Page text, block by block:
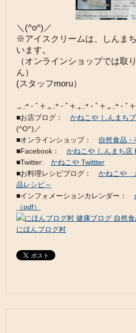
＼(^o^)／
※アイスクリームは、しんま
います。
（オンラインショップでは取
ん）
(スタッフmoru）
.｡.:*・ﾟ＋.｡.:*・ﾟ＋.｡.:*・ﾟ＋.｡.:*・ﾟ
■お店ブログ：かねこや しんまち
(^O^)／
■オンラインショップ：
自然食品
■Facebook：かねこや しんまち店
■Twitter:かねこや Twittter
■お料理レシピブログ：かねこや
品レシピ～
■インフォメーションカレンダー：
（pdf）
にほんブログ村